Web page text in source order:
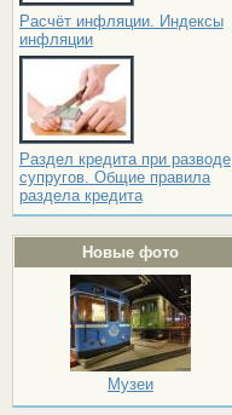
Расчёт инфляции. Индексы
инфляции
Раздел кредита при разводе
супругов. Общие правила
раздела кредита
Новые фото
Музеи